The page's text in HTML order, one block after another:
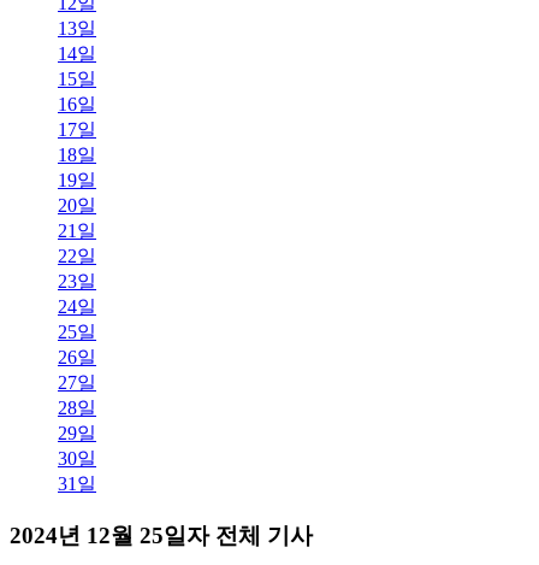
13일
14일
15일
16일
17일
18일
19일
20일
21일
22일
23일
24일
25일
26일
27일
28일
29일
30일
31일
2024년 12월 25일자 전체 기사